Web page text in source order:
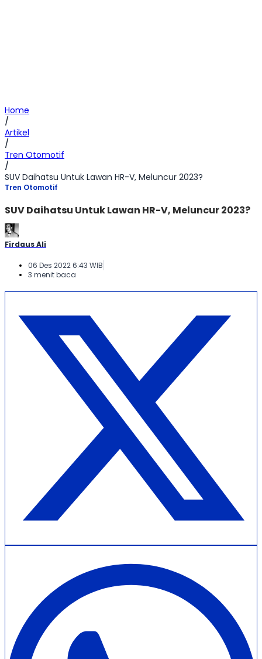
Home
/
Artikel
/
Tren Otomotif
/
SUV Daihatsu Untuk Lawan HR-V, Meluncur 2023?
Tren Otomotif
SUV Daihatsu Untuk Lawan HR-V, Meluncur 2023?
Firdaus Ali
06 Des 2022 6:43 WIB
3 menit baca